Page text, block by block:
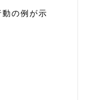
の例が示